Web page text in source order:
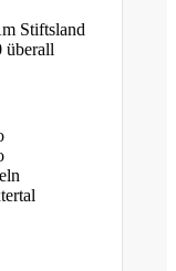
Stiftsland
überall